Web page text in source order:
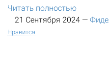
Читать полностью
21 Сентября 2024 —
Нравится